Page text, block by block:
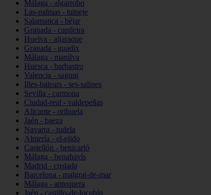
Málaga - algarrobo
Las-palmas - tuineje
Salamanca - béjar
Granada - capileira
Huelva - aljaraque
Granada - guadix
Málaga - manilva
Huesca - barbastro
Valencia - sagunt
Illes-balears - ses-salines
Sevilla - carmona
Ciudad-real - valdepeñas
Alicante - orihuela
Jaén - baeza
Navarra - tudela
Almería - el-ejido
Castellón - benicarló
Málaga - benahavís
Madrid - coslada
Barcelona - malgrat-de-mar
Málaga - antequera
Jaén - castillo-de-locubín